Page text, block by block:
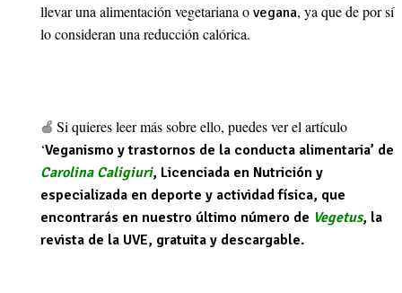
llevar una alimentación vegetariana o vegana, ya que de por sí
lo consideran una reducción calórica.
🍏 Si quieres leer más sobre ello, puedes ver el artículo
‘Veganismo y trastornos de la conducta alimentaria’ de
Carolina Caligiuri, Licenciada en Nutrición y
especializada en deporte y actividad física, que
encontrarás en nuestro último número de Vegetus, la
revista de la UVE, gratuita y descargable.